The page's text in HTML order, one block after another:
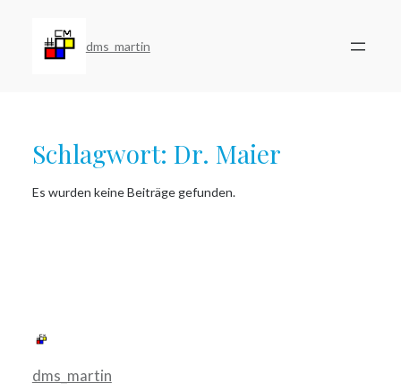
springen
dms_martin
Schlagwort: Dr. Maier
Es wurden keine Beiträge gefunden.
dms_martin